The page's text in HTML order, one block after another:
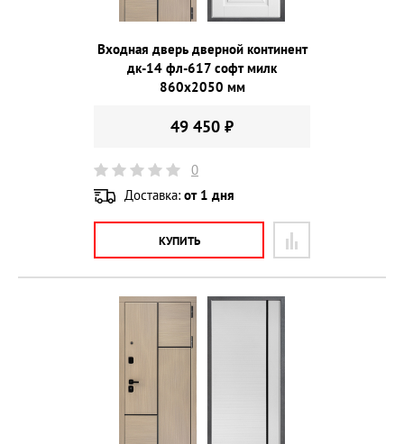
Входная дверь дверной континент
дк-14 фл-617 софт милк
860х2050 мм
49 450 ₽
0
Доставка: от 1 дня
КУПИТЬ